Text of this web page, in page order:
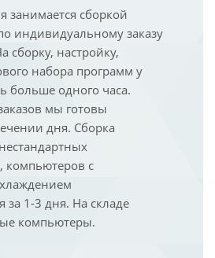
занимается сборкой
индивидуальному заказу
сборку, настройку,
набора программ у
больше одного часа.
мы готовы
дня. Сборка
компьютеров с
за 1-3 дня. На складе
компьютеры.